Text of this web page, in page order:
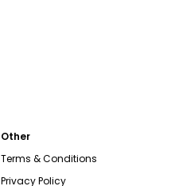
Other
Terms & Conditions
Privacy Policy